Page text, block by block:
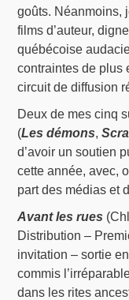
goûts. Néanmoins,
films d’auteur,
québécoise
contraintes de plus
circuit de diffusion
Deux de mes cinq
(Les démons,
d’avoir un soutien
cette année, avec,
part des médias et
Avant les rues
Distribution –
invitation – sortie
commis
dans les rites